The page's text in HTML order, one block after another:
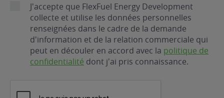
RGPDJ'accepte que FlexFuel Energy Development
collecte et utilise les données personnelles
renseignées dans le cadre de la demande
d'information et de la relation commerciale qui
peut en découler en accord avec la politique de
confidentialité dont j'ai pris connaissance.